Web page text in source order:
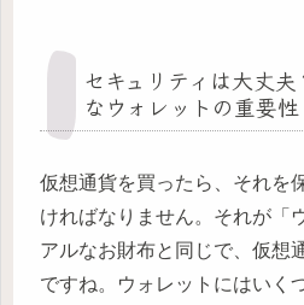
セキュリティは大丈
なウォレットの重要性
仮想通貨を買ったら、それを
ければなりません。それが「
アルなお財布と同じで、仮想
ですね。ウォレットにはいく